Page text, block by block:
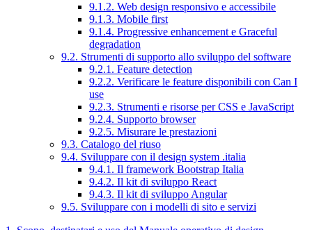
9.1.2. Web design responsivo e accessibile
9.1.3. Mobile first
9.1.4. Progressive enhancement e Graceful
degradation
9.2. Strumenti di supporto allo sviluppo del software
9.2.1. Feature detection
9.2.2. Verificare le feature disponibili con Can I
use
9.2.3. Strumenti e risorse per CSS e JavaScript
9.2.4. Supporto browser
9.2.5. Misurare le prestazioni
9.3. Catalogo del riuso
9.4. Sviluppare con il design system .italia
9.4.1. Il framework Bootstrap Italia
9.4.2. Il kit di sviluppo React
9.4.3. Il kit di sviluppo Angular
9.5. Sviluppare con i modelli di sito e servizi